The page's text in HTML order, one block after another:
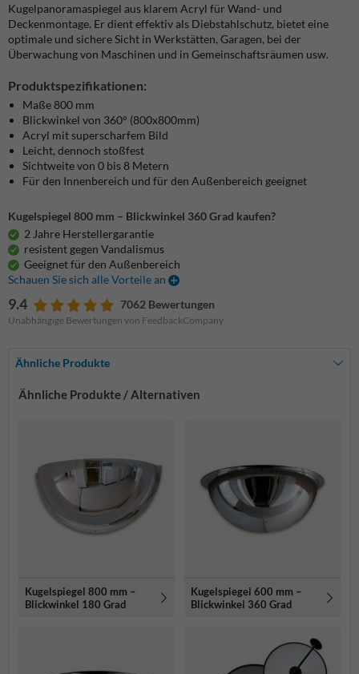
Kugelpanoramaspiegel aus klarem Acryl für Wand- und
Deckenmontage. Er dient effektiv als Diebstahlschutz, bietet eine
optimale und sichere Sicht in Werkstätten, Garagen, bei der
Überwachung von Maschinen und in Gemeinschaftsräumen usw.
Produktspezifikationen:
Maße 800 mm
Blickwinkel von 360° (800x800mm)
Acryl mit superscharfem Bild
Leicht, dennoch stoßfest
Sichtweite von 0 bis 8 Metern
Für den Innenbereich und für den Außenbereich geeignet
Kugelspiegel 800 mm – Blickwinkel 360 Grad kaufen?
2 Jahre Herstellergarantie
resistent gegen Vandalismus
Geeignet für den Außenbereich
Schauen Sie sich alle Vorteile an
9.4 7062 Bewertungen
Unabhängige Bewertungen von FeedbackCompany
Ähnliche Produkte
Ähnliche Produkte / Alternativen
Kugelspiegel 800 mm –
Blickwinkel 180 Grad
Kugelspiegel 600 mm –
Blickwinkel 360 Grad